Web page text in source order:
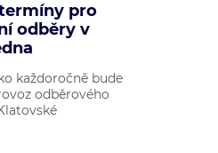
pro
odběry v
každoročně bude
odběrového